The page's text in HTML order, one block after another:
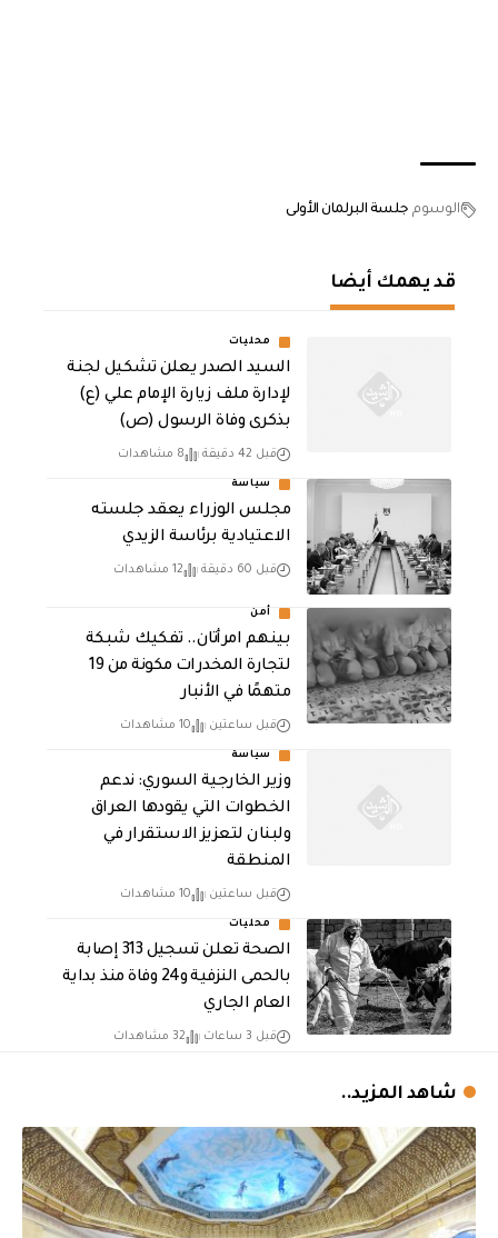
الوسوم جلسة البرلمان الأولى
قد يهمك أيضا
محليات
السيد الصدر يعلن تشكيل لجنة
لإدارة ملف زيارة الإمام علي (ع)
بذكرى وفاة الرسول (ص)
قبل 42 دقيقة 8 مشاهدات
سياسة
مجلس الوزراء يعقد جلسته
الاعتيادية برئاسة الزيدي
قبل 60 دقيقة 12 مشاهدات
أمن
بينهم امرأتان.. تفكيك شبكة
لتجارة المخدرات مكونة من 19
متهمًا في الأنبار
قبل ساعتين 10 مشاهدات
سياسة
وزير الخارجية السوري: ندعم
الخطوات التي يقودها العراق
ولبنان لتعزيز الاستقرار في
المنطقة
قبل ساعتين 10 مشاهدات
محليات
الصحة تعلن تسجيل 313 إصابة
بالحمى النزفية و24 وفاة منذ بداية
العام الجاري
قبل 3 ساعات 32 مشاهدات
شاهد المزيد..